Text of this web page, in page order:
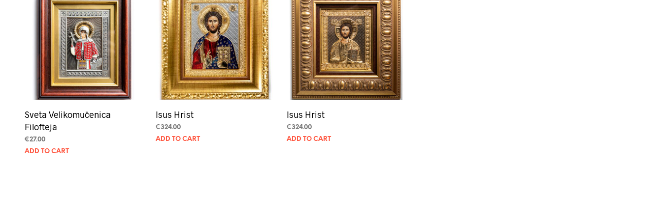
Sveta Velikomučenica
Filofteja
€27.00
ADD TO CART
Isus Hrist
€324.00
ADD TO CART
Isus Hrist
€324.00
ADD TO CART